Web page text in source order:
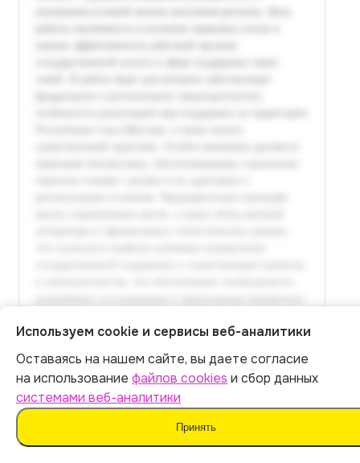
Итог:399р.
Оплатить
Используем cookie и сервисы веб-аналитики
Оставаясь на нашем сайте, вы даете согласие
на использование файлов cookies и сбор данных
системами веб-аналитики
Принять